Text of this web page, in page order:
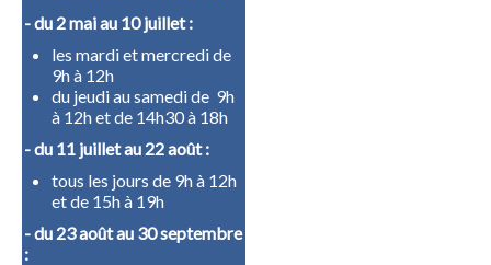
- du 2 mai au 10 juillet :
les mardi et mercredi de
9h à 12h
du jeudi au samedi de 9h
à 12h et de 14h30 à 18h
- du 11 juillet au 22 août :
tous les jours de 9h à 12h
et de 15h à 19h
- du 23 août au 30 septembre
: